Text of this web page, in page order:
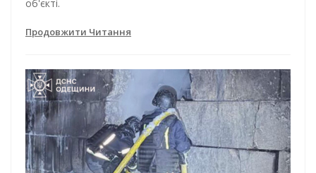
об'єкті.
Продовжити Читання